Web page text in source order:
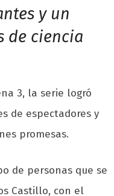
y un
de ciencia
3, la serie logró
de espectadores y
promesas.
de personas que se
Castillo, con el